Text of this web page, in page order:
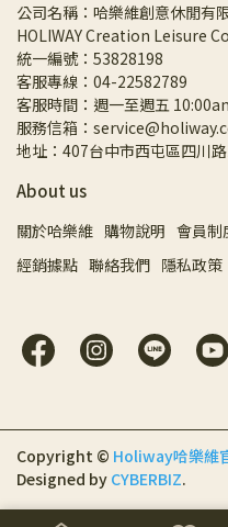
公司名稱：哈樂維創意休閒有
HOLIWAY Creation Leisure
統一編號：53828198
客服專線：04-22582789
客服時間：週一至週五
服務信箱：
地址：407台中市西屯區四川
About us
關於哈樂維 購物說明 會員制
經銷據點 聯絡我們 隱私政策
Copyright © Holiway哈樂維
Designed by CYBERBIZ.